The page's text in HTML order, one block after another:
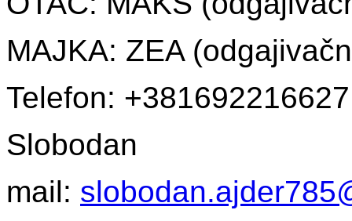
MAJKA: ZEA (odgajivač
Telefon: +381692216627
Slobodan
mail: